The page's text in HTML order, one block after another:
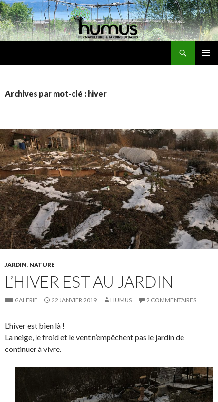
Archives par mot-clé : hiver
JARDIN, NATURE
L’HIVER EST AU JARDIN
GALERIE 22 JANVIER 2019 HUMUS 2 COMMENTAIRES
L’hiver est bien là !
La neige, le froid et le vent n’empêchent pas le jardin de
continuer à vivre.